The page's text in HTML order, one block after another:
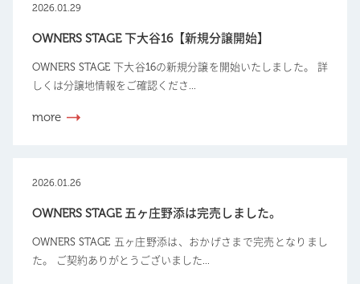
2026.01.29
OWNERS STAGE 下大谷16【新規分譲開始】
OWNERS STAGE 下大谷16の新規分譲を開始いたしました。 詳
しくは分譲地情報をご確認くださ...
more
2026.01.26
OWNERS STAGE 五ヶ庄野添は完売しました。
OWNERS STAGE 五ヶ庄野添は、おかげさまで完売となりまし
た。 ご契約ありがとうございました...